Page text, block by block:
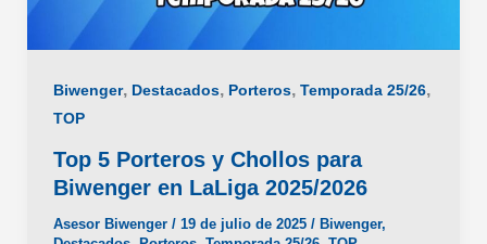
Biwenger, Destacados, Porteros, Temporada 25/26,
TOP
Top 5 Porteros y Chollos para
Biwenger en LaLiga 2025/2026
Asesor Biwenger / 19 de julio de 2025 / Biwenger,